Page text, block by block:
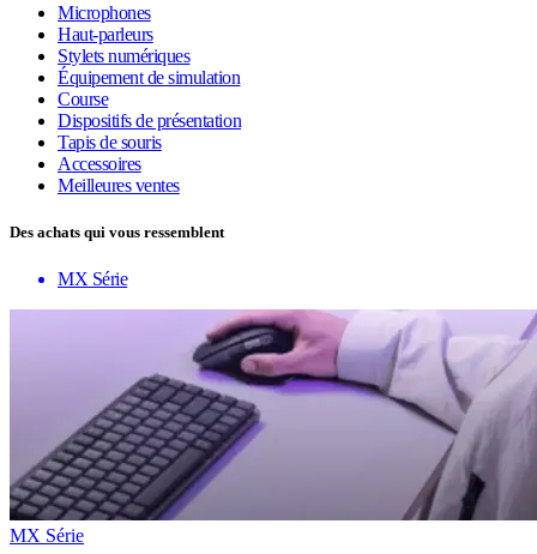
Microphones
Haut-parleurs
Stylets numériques
Équipement de simulation
Course
Dispositifs de présentation
Tapis de souris
Accessoires
Meilleures ventes
Des achats qui vous ressemblent
MX Série
MX Série